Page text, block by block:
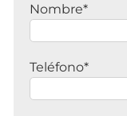
Nombre*
Teléfono*